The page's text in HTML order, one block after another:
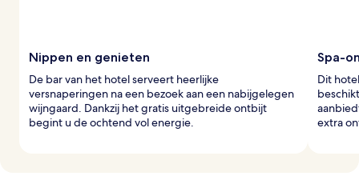
Nippen en genieten
De bar van het hotel serveert heerlijke
versnaperingen na een bezoek aan een nabijgelegen
wijngaard. Dankzij het gratis uitgebreide ontbijt
begint u de ochtend vol energie.
Spa-
Dit
extra